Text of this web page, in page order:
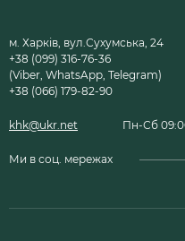
м. Харків, вул.Сухумська, 24
+38 (099) 316-76-36
(Viber, WhatsApp, Telegram)
+38 (066) 179-82-90
khk@ukr.net Пн-Сб
Ми в соц. мережах